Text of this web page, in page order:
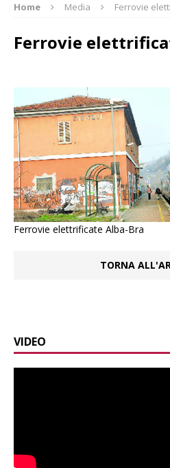
Home Media Ferrovie
Ferrovie
Ferrovie elettrificate Alba-Bra
TORNA
VIDEO